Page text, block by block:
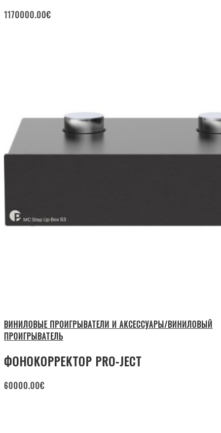
1170000.00€
ВИНИЛОВЫЕ ПРОИГРЫВАТЕЛИ И АКСЕССУАРЫ/ВИНИЛОВЫЙ
ПРОИГРЫВАТЕЛЬ
ФОНОКОРРЕКТОР PRO-JECT
60000.00€